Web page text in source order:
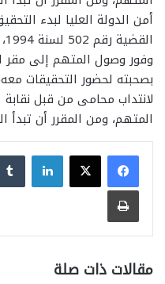
أمن الدولة العليا لبدء
القضية رقم 502 لسنة 1994، حصر أمن دولة عليا.
وفور وصول المتهم إلى مقر
بصحبته لحضور التحقيقات
لانتداب محامى من قبل
المتهم، ومن المقرر أن تبدأ
لينكدإن
طباعة
مقالات ذات صلة